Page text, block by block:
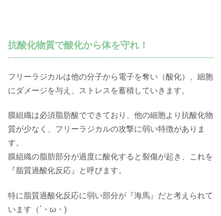
抗酸化物質で酸化から体を守れ！
フリーラジカルは他の分子から電子を奪い（酸化）、細胞
にダメージを与え、ストレスを蓄積していきます。
膜組織は必須脂肪酸でできており、他の細胞より抗酸化物
質が少なく、フリーラジカルの攻撃に弱い特徴がありま
す。
膜組織の脂肪部分が過度に酸化すると裂傷が起き、これを
『脂質過酸化反応』と呼びます。
特に脂質過酸化反応に弱い部分が『海馬』だと考えられて
います（´・ω・)